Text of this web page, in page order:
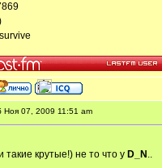
Ноя 07, 2009 11:51 am
такие крутые!) не то что у D_N ..